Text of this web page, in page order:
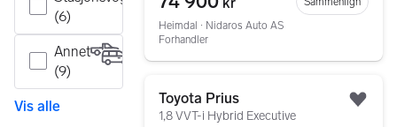
(6)
Annet
(9)
Vis alle
Heimdal ∙ Nidaros Auto AS
Forhandler
Toyota Prius
1,8 VVT-i Hybrid Executive